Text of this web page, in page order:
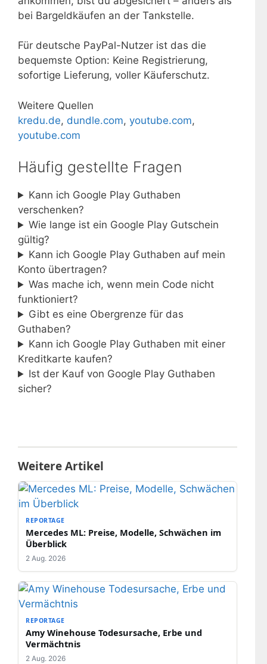
bei Bargeldkäufen an der Tankstelle.
Für deutsche PayPal-Nutzer ist das die
bequemste Option: Keine Registrierung,
sofortige Lieferung, voller Käuferschutz.
Weitere Quellen
kredu.de, dundle.com, youtube.com,
youtube.com
Häufig gestellte Fragen
Kann ich Google Play Guthaben
verschenken?
Wie lange ist ein Google Play Gutschein
gültig?
Kann ich Google Play Guthaben auf mein
Konto übertragen?
Was mache ich, wenn mein Code nicht
funktioniert?
Gibt es eine Obergrenze für das
Guthaben?
Kann ich Google Play Guthaben mit einer
Kreditkarte kaufen?
Ist der Kauf von Google Play Guthaben
sicher?
Weitere Artikel
REPORTAGE
Mercedes ML: Preise, Modelle, Schwächen im
Überblick
2 Aug. 2026
REPORTAGE
Amy Winehouse Todesursache, Erbe und
Vermächtnis
2 Aug. 2026